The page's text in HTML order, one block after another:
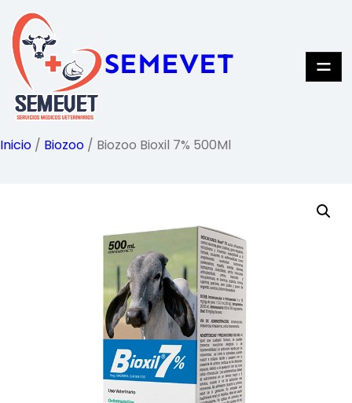
Saltar
contenido
SEMEVET
Inicio / Biozoo / Biozoo Bioxil 7% 500Ml